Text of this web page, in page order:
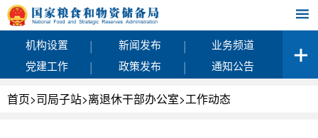
机构设置 | 新闻发布 |
业务频道
党建工作
| 政策发布 | 通知公告
首页>司局子站>离退休干部办公室>工作动态